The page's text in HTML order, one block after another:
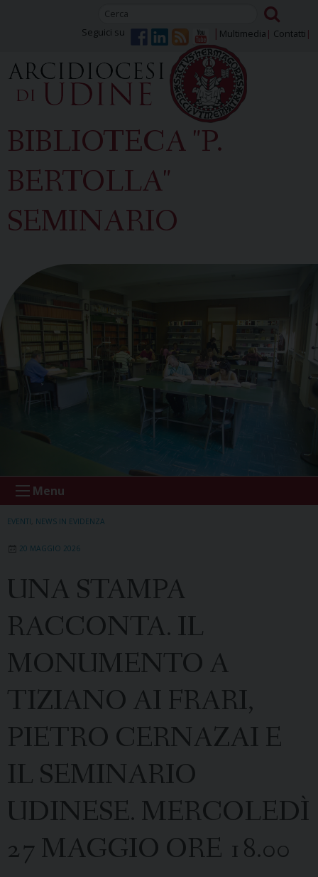
Multimedia Contatti
Seguici su
BIBLIOTECA "P.
BERTOLLA"
SEMINARIO
Menu
EVENTI NEWS IN EVIDENZA
20 MAGGIO 2026
UNA STAMPA
RACCONTA. IL
MONUMENTO A
TIZIANO AI FRARI,
PIETRO CERNAZAI E
IL SEMINARIO
UDINESE. MERCOLEDÌ
27 MAGGIO ORE 18.00